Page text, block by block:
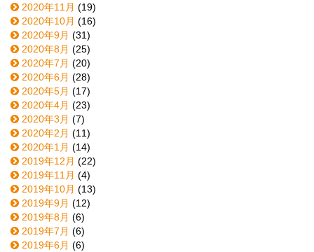
2020年11月 (19)
2020年10月 (16)
2020年9月 (31)
2020年8月 (25)
2020年7月 (20)
2020年6月 (28)
2020年5月 (17)
2020年4月 (23)
2020年3月 (7)
2020年2月 (11)
2020年1月 (14)
2019年12月 (22)
2019年11月 (4)
2019年10月 (13)
2019年9月 (12)
2019年8月 (6)
2019年7月 (6)
2019年6月 (6)